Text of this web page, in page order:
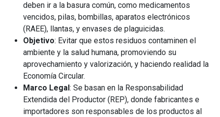
deben ir a la basura común, como medicamentos
vencidos, pilas, bombillas, aparatos electrónicos
(RAEE), llantas, y envases de plaguicidas.
Objetivo: Evitar que estos residuos contaminen el
ambiente y la salud humana, promoviendo su
aprovechamiento y valorización, y haciendo realidad la
Economía Circular.
Marco Legal: Se basan en la Responsabilidad
Extendida del Productor (REP), donde fabricantes e
importadores son responsables de los productos al